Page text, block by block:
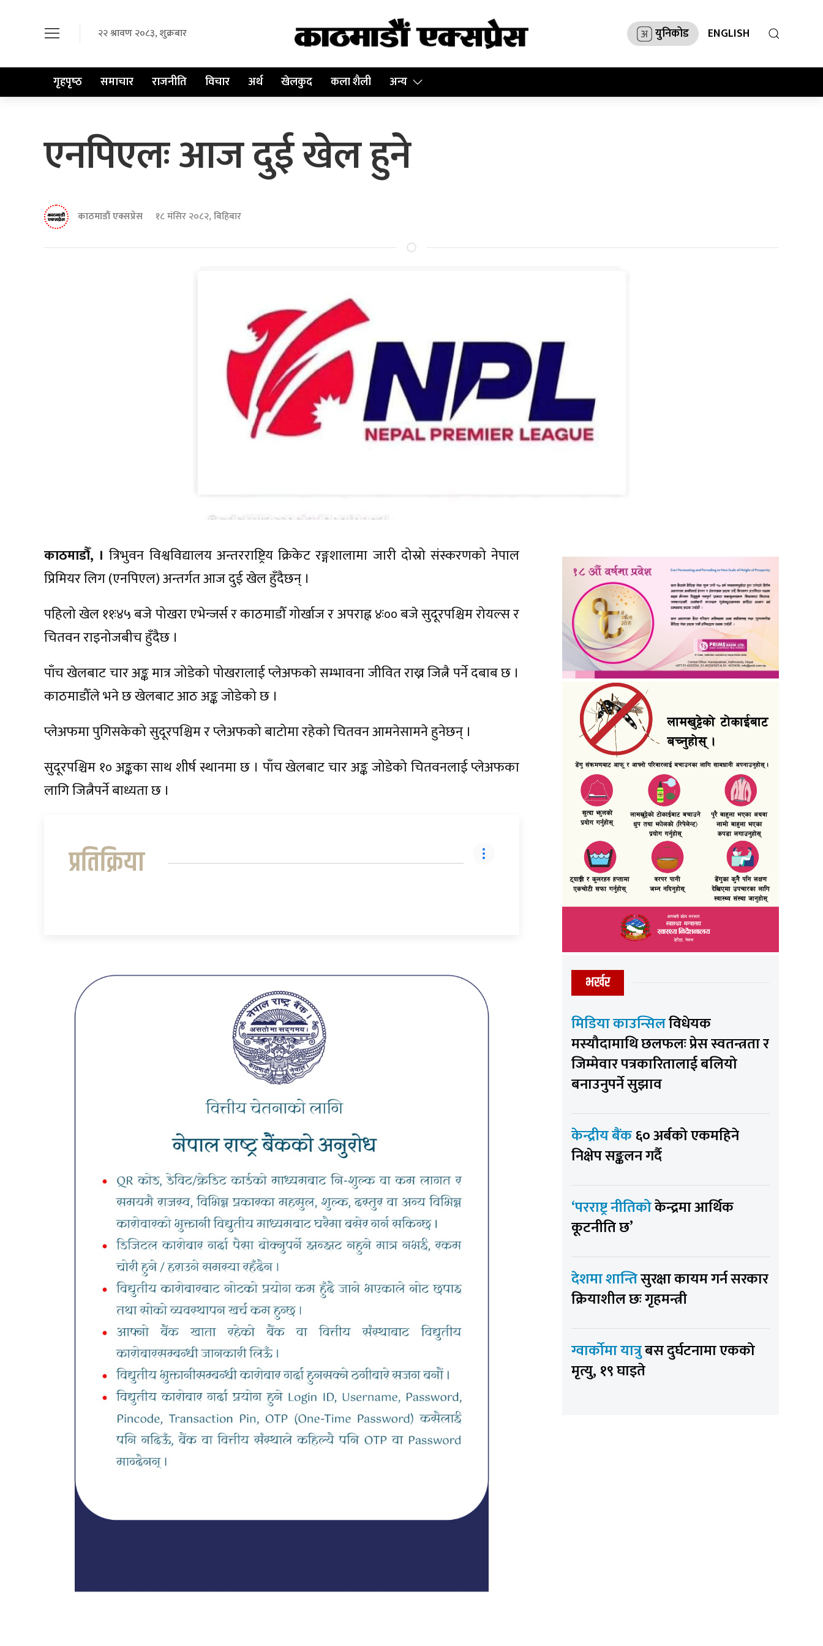
२२ श्रावण २०८३, शुक्रबार युनिकोड ENGLISH
गृहपृष्‍ठ समाचार राजनीति विचार अर्थ खेलकुद कला शैली अन्य
एनपिएलः आज दुई खेल हुने
काठमाडौं एक्सप्रेस १८ मंसिर २०८२, बिहिबार
काठमाडौँ, । त्रिभुवन विश्वविद्यालय अन्तरराष्ट्रिय क्रिकेट रङ्गशालामा जारी दोस्रो संस्करणको नेपाल
प्रिमियर लिग (एनपिएल) अन्तर्गत आज दुई खेल हुँदैछन् ।
पहिलो खेल ११ः४५ बजे पोखरा एभेन्जर्स र काठमाडौँ गोर्खाज र अपराह्न ४ः०० बजे सुदूरपश्चिम रोयल्स र
चितवन राइनोजबीच हुँदैछ ।
पाँच खेलबाट चार अङ्क मात्र जोडेको पोखरालाई प्लेअफको सम्भावना जीवित राख्न जित्नै पर्ने दबाब छ ।
काठमाडौँले भने छ खेलबाट आठ अङ्क जोडेको छ ।
प्लेअफमा पुगिसकेको सुदूरपश्चिम र प्लेअफको बाटोमा रहेको चितवन आमनेसामने हुनेछन् ।
सुदूरपश्चिम १० अङ्कका साथ शीर्ष स्थानमा छ । पाँच खेलबाट चार अङ्क जोडेको चितवनलाई प्लेअफका
लागि जित्नैपर्ने बाध्यता छ ।
प्रतिक्रिया
भर्खर
मिडिया काउन्सिलविधेयक
मस्यौदामाथि छलफलः प्रेस स्वतन्त्रता र
जिम्मेवार पत्रकारितालाई बलियो
बनाउनुपर्ने सुझाव
केन्द्रीय बैंक६० अर्बको एकमहिने
निक्षेप सङ्कलन गर्दै
‘परराष्ट्र नीतिकोकेन्द्रमा आर्थिक
कूटनीति छ’
देशमा शान्तिसुरक्षा कायम गर्न सरकार
क्रियाशील छः गृहमन्त्री
ग्वार्कोमा यात्रुबस दुर्घटनामा एकको
मृत्यु, १९ घाइते